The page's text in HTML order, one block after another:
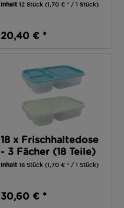
Inhalt12 Stück(1,70 € * / 1 Stück)
20,40 € *
18 x Frischhaltedose
- 3 Fächer (18 Teile)
Inhalt18 Stück(1,70 € * / 1 Stück)
30,60 € *